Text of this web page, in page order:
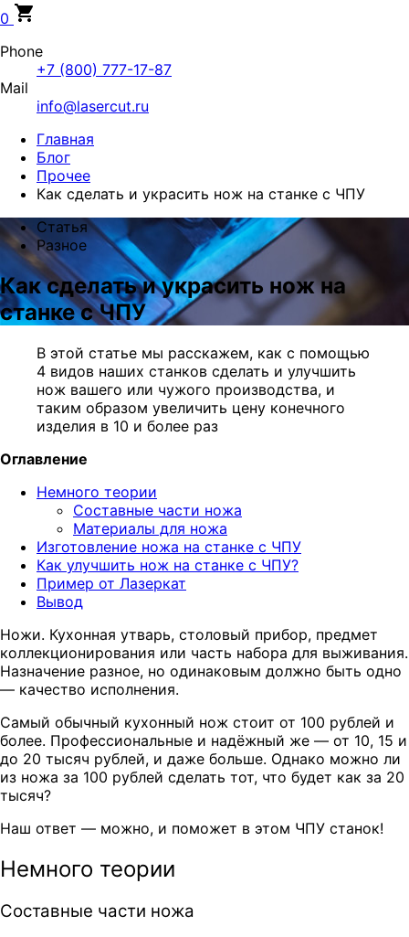
0
Phone
+7 (800) 777-17-87
Mail
info@lasercut.ru
Главная
Блог
Прочее
Как сделать и украсить нож на станке с ЧПУ
Статья
Разное
Как сделать и украсить нож на
станке с ЧПУ
В этой статье мы расскажем, как с помощью
4 видов наших станков сделать и улучшить
нож вашего или чужого производства, и
таким образом увеличить цену конечного
изделия в 10 и более раз
Оглавление
Немного теории
Составные части ножа
Материалы для ножа
Изготовление ножа на станке с ЧПУ
Как улучшить нож на станке с ЧПУ?
Пример от Лазеркат
Вывод
Ножи. Кухонная утварь, столовый прибор, предмет
коллекционирования или часть набора для выживания.
Назначение разное, но одинаковым должно быть одно
— качество исполнения.
Самый обычный кухонный нож стоит от 100 рублей и
более. Профессиональные и надёжный же — от 10, 15 и
до 20 тысяч рублей, и даже больше. Однако можно ли
из ножа за 100 рублей сделать тот, что будет как за 20
тысяч?
Наш ответ — можно, и поможет в этом ЧПУ станок!
Немного теории
Составные части ножа